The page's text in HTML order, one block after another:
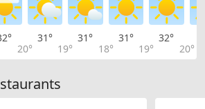
20°
31°
19°
31°
18°
31°
19°
32°
20°